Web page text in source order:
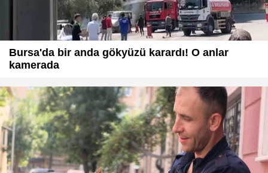
Bursa'da bir anda gökyüzü karardı! O anlar
kamerada